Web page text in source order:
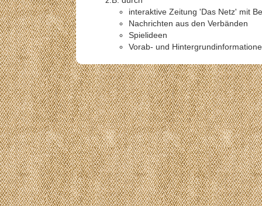
interaktive Zeitung 'Das Netz' mit
Nachrichten aus den Verbänden
Spielideen
Vorab- und